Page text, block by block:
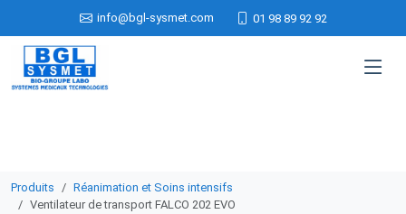
info@bgl-sysmet.com 01 98 89 92 92
Produits
Réanimation et Soins intensifs
Ventilateur de transport FALCO 202 EVO